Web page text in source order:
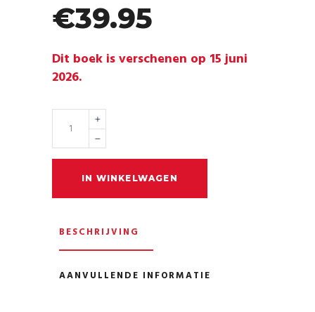
€39.95
Dit boek is verschenen op 15 juni
2026.
Quantity
IN WINKELWAGEN
BESCHRIJVING
AANVULLENDE INFORMATIE